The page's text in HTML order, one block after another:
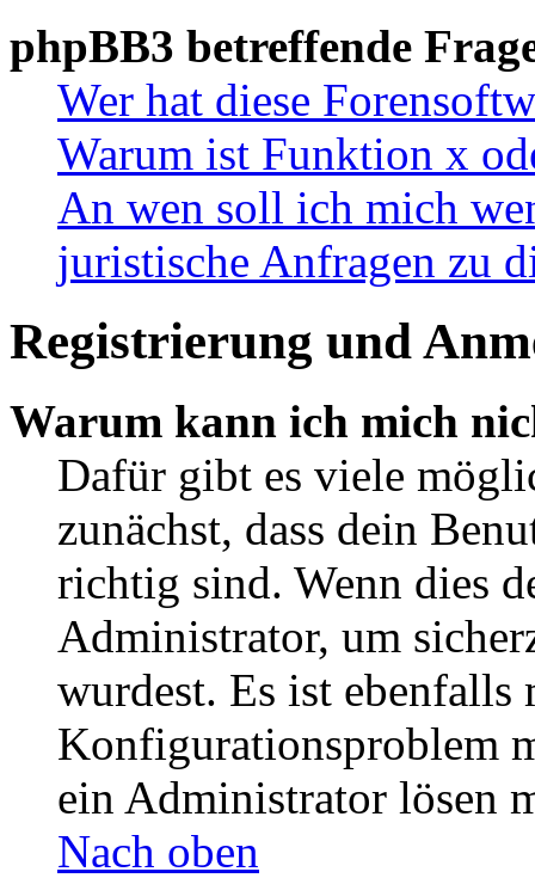
phpBB3 betreffende
Wer hat diese
Warum ist Funktion x
An wen soll ich mich
juristische Anfragen zu
Registrierung und
Warum kann ich mich
Dafür gibt es viele
zunächst, dass dein
richtig sind. Wenn dies
Administrator, um
wurdest. Es ist ebenfalls
Konfigurationsproblem
ein Administrator lösen
Nach oben